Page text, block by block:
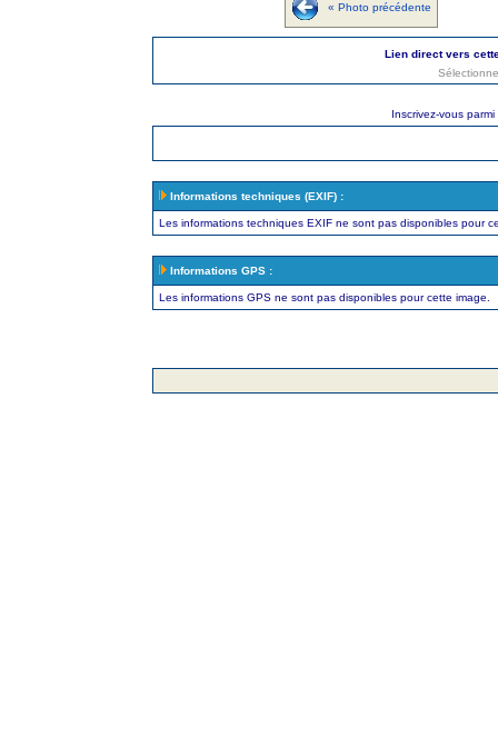
« Photo précédente
Lien direct vers
Inscrivez-vous
Informations techniques (EXIF) :
Les informations techniques EXIF ne sont pas disponibles pour
Informations GPS :
Les informations GPS ne sont pas disponibles pour cette image.